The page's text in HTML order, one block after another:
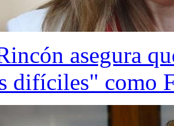
asegura
difíciles" como